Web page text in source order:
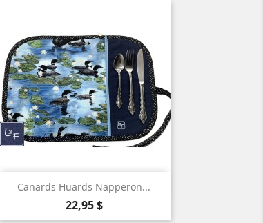
Canards Huards Napperon...
Prix
22,95 $
 Aperçu rapide